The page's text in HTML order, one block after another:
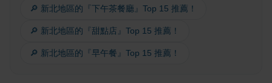
🔎 新北地區的『下午茶餐廳』Top 15 推薦！
🔎 新北地區的『甜點店』Top 15 推薦！
🔎 新北地區的『早午餐』Top 15 推薦！